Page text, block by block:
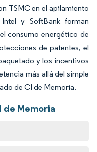
TSMC en el apilamiento
y SoftBank forman
consumo energético de
de patentes, el
y los incentivos
más allá del simple
de CI de Memoria.
de Memoria